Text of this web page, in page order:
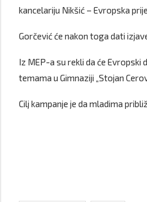
kancelariju Nikšić – Evropska
Gorčević će nakon toga dati
Iz MEP-a su rekli da će Evropski
temama u Gimnaziji „Stojan
Cilj kampanje je da mladima